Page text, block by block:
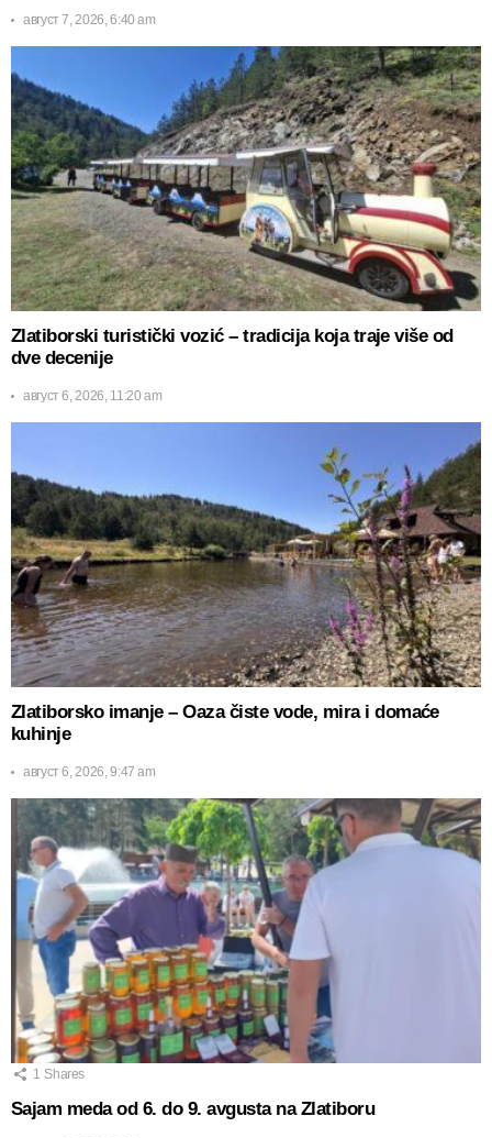
август 7, 2026, 6:40 am
Zlatiborski turistički vozić – tradicija koja traje više od
dve decenije
август 6, 2026, 11:20 am
Zlatiborsko imanje – Oaza čiste vode, mira i domaće
kuhinje
август 6, 2026, 9:47 am
1 Shares
Sajam meda od 6. do 9. avgusta na Zlatiboru